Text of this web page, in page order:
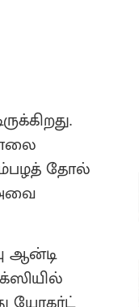
தோல்
ஆன்டி